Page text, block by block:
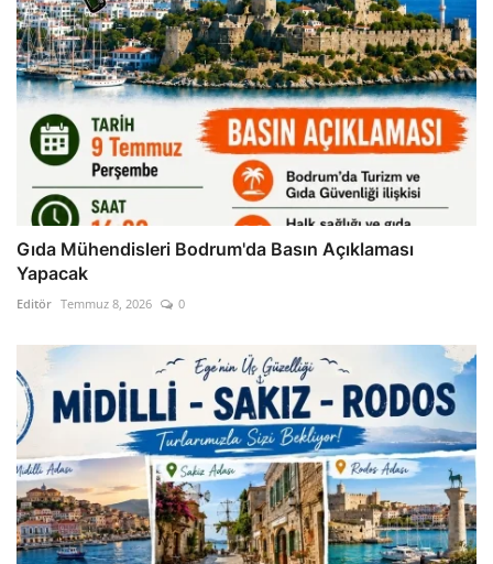
Gıda Mühendisleri Bodrum'da Basın Açıklaması
Yapacak
Editör Temmuz 8, 2026 0